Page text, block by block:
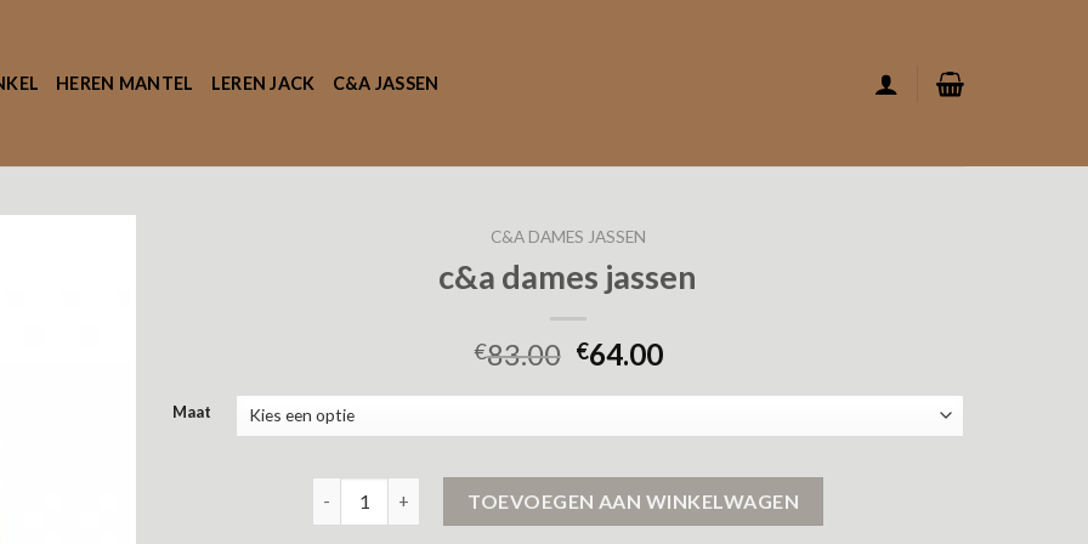
HEREN MANTEL LEREN JACK C&A JASSEN
C&A DAMES JASSEN
c&a dames jassen
€83.00 €64.00
Maat
TOEVOEGEN AAN WINKELWAGEN